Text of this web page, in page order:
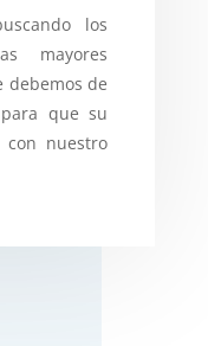
los
mayores
debemos de
que su
con nuestro